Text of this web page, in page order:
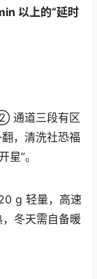
以上的“延时
通道三段有区
，清洗社恐福
”。
g 轻量，高速
冬天需自备暖